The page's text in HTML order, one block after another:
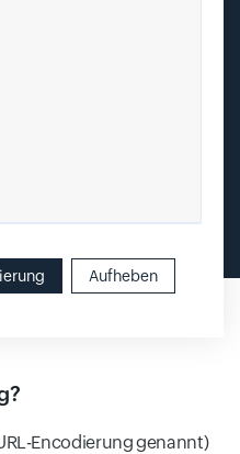
Aufheben
Encodierung genannt)